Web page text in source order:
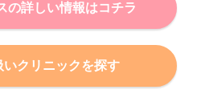
の詳しい情報はコチラ
いクリニックを探す